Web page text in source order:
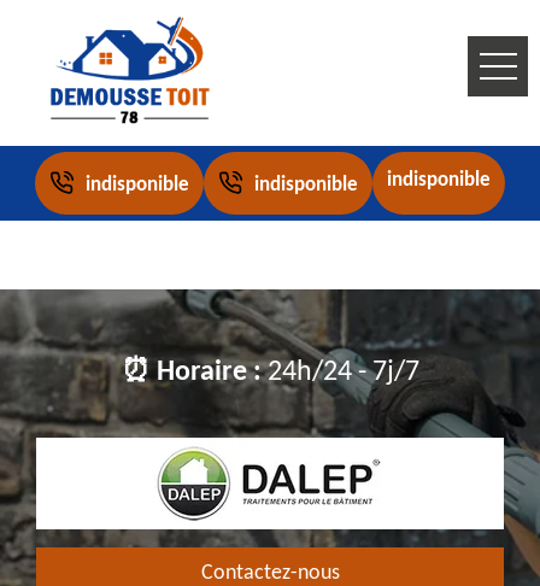
indisponible indisponible indisponible
⏰ Horaire :24h/24 - 7j/7
Contactez-nous